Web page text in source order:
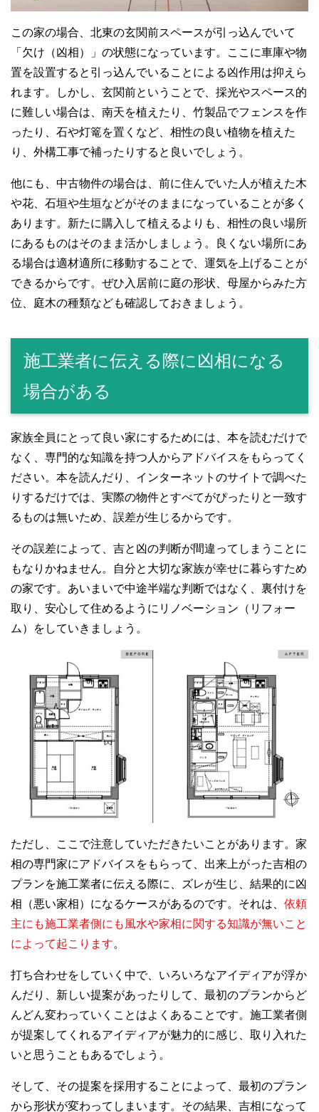
この家の場合、北東の玄関前スペースが引っ込んでいて
「欠け（凶相）」の状態になっています。ここに車庫や物
置を設置すると引っ込んでいることによる凶作用は抑えら
れます。しかし、玄関前ということで、採光やスペース的
に難しい場合は、南天を植えたり、竹製品でフェンスを作
ったり、石や灯篭を置くなど、相性の良い植物を植えた
り、外構工事で補ったりすると良いでしょう。
他にも、中古物件の場合は、前に住んでいた人が植えた木
や花、石垣や生垣などがそのままになっていることが多く
あります。新たに購入して植えるよりも、相性の良い場所
にあるものはそのまま活かしましょう。良くない場所にあ
る場合は適材適所に移動することで、運気を上げることが
できるからです。ぜひ入居前に庭の形状、母屋からみた方
位、庭木の種類なども確認しておきましょう。
施工業者に伝える際に凶相になる
場合がある
家族全員にとって良い家にするためには、本を読むだけで
なく、専門的な知識を持つ人からアドバイスをもらってく
ださい。本を読んだり、インターネットのサイトで調べた
りするだけでは、実際の物件とすべてがぴったりと一致す
るものは無いため、誤差が生じるからです。
その誤差によって、吉と凶の判断が間違ってしまうことに
もなりかねません。自分と大切な家族が幸せに暮らすため
の家です。あいまいで中途半端な判断ではなく、裏付けを
取り、安心して住めるようにリノベーション（リフォー
ム）をしていきましょう。
ただし、ここで注意していただきたいことがあります。家
相の専門家にアドバイスをもらって、出来上がった吉相の
プランを施工業者に伝える際に、ズレが生じ、結果的に凶
相（悪い家相）になるケースがあるのです。それは、 依頼
主にも施工業者側にも風水や家相に関する知識が無いこと
によって起こります。
打ち合わせをしていく中で、いろいろなアイディアが浮か
んだり、新しい提案があったりして、最初のプランからど
んどん変わっていくことはよくあることです。施工業者側
が提案してくれるアイディアが魅力的に感じ、取り入れた
いと思うこともあるでしょう。
そして、その提案を採用することによって、最初のプラン
から形状が変わってしまいます。その結果、吉相になって